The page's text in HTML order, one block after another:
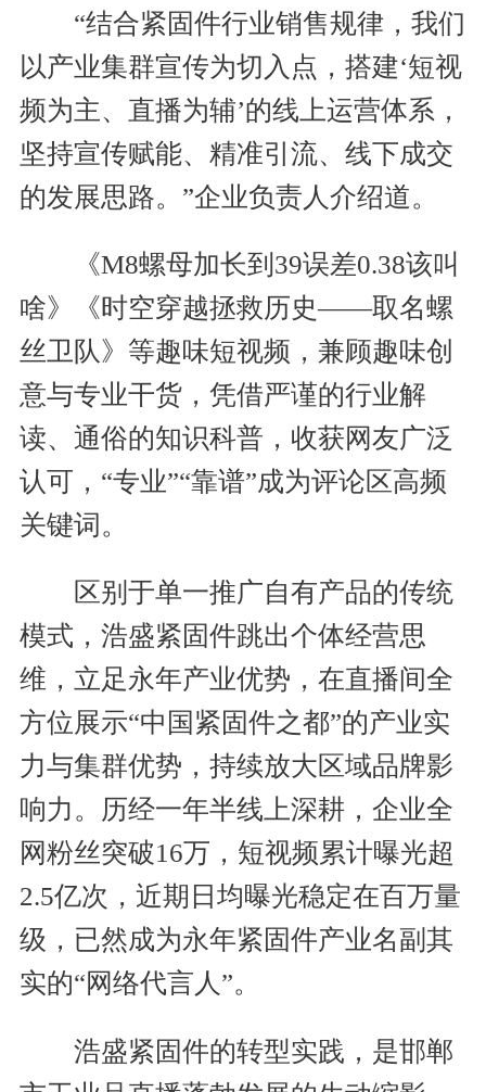
“结合紧固件行业销售规律，我们
以产业集群宣传为切入点，搭建‘短视
频为主、直播为辅’的线上运营体系，
坚持宣传赋能、精准引流、线下成交
的发展思路。”企业负责人介绍道。
《M8螺母加长到39误差0.38该叫
啥》《时空穿越拯救历史——取名螺
丝卫队》等趣味短视频，兼顾趣味创
意与专业干货，凭借严谨的行业解
读、通俗的知识科普，收获网友广泛
认可，“专业”“靠谱”成为评论区高频
关键词。
区别于单一推广自有产品的传统
模式，浩盛紧固件跳出个体经营思
维，立足永年产业优势，在直播间全
方位展示“中国紧固件之都”的产业实
力与集群优势，持续放大区域品牌影
响力。历经一年半线上深耕，企业全
网粉丝突破16万，短视频累计曝光超
2.5亿次，近期日均曝光稳定在百万量
级，已然成为永年紧固件产业名副其
实的“网络代言人”。
浩盛紧固件的转型实践，是邯郸